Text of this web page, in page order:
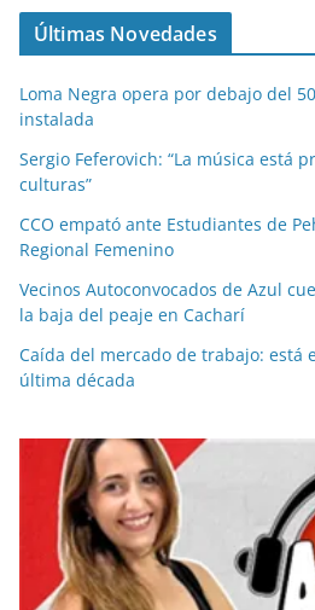
Últimas Novedades
Loma Negra opera por debajo del
instalada
Sergio Feferovich: “La música está
culturas”
CCO empató ante Estudiantes de
Regional Femenino
Vecinos Autoconvocados de Azul
la baja del peaje en Cacharí
Caída del mercado de trabajo: está
última década